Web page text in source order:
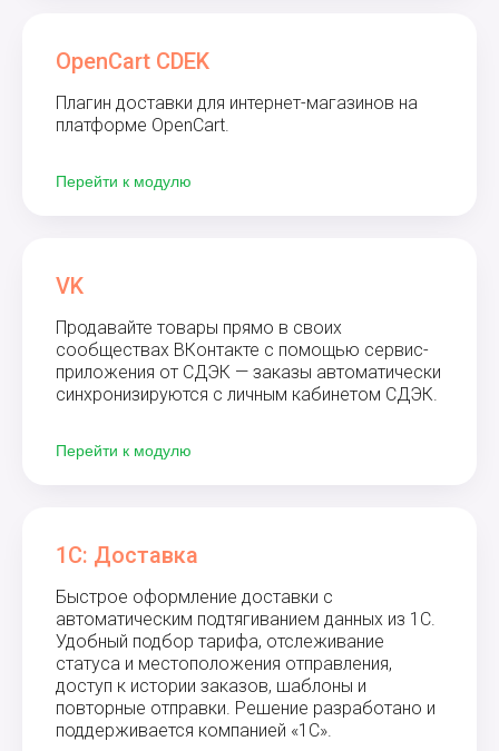
OpenCart CDEK
Плагин доставки для интернет-магазинов на
платформе OpenCart.
Перейти к модулю
VK
Продавайте товары прямо в своих
сообществах ВКонтакте с помощью сервис-
приложения от СДЭК — заказы автоматически
синхронизируются с личным кабинетом СДЭК.
Перейти к модулю
1C: Доставка
Быстрое оформление доставки с
автоматическим подтягиванием данных из 1С.
Удобный подбор тарифа, отслеживание
статуса и местоположения отправления,
доступ к истории заказов, шаблоны и
повторные отправки. Решение разработано и
поддерживается компанией «1С».